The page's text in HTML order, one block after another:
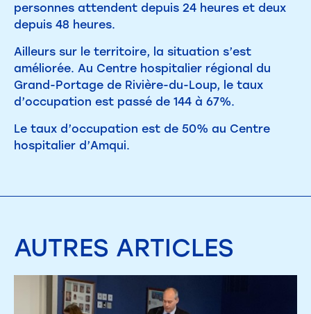
personnes attendent depuis 24 heures et deux
depuis 48 heures.
Ailleurs sur le territoire, la situation s’est
améliorée. Au Centre hospitalier régional du
Grand-Portage de Rivière-du-Loup, le taux
d’occupation est passé de 144 à 67%.
Le taux d’occupation est de 50% au Centre
hospitalier d’Amqui.
AUTRES ARTICLES